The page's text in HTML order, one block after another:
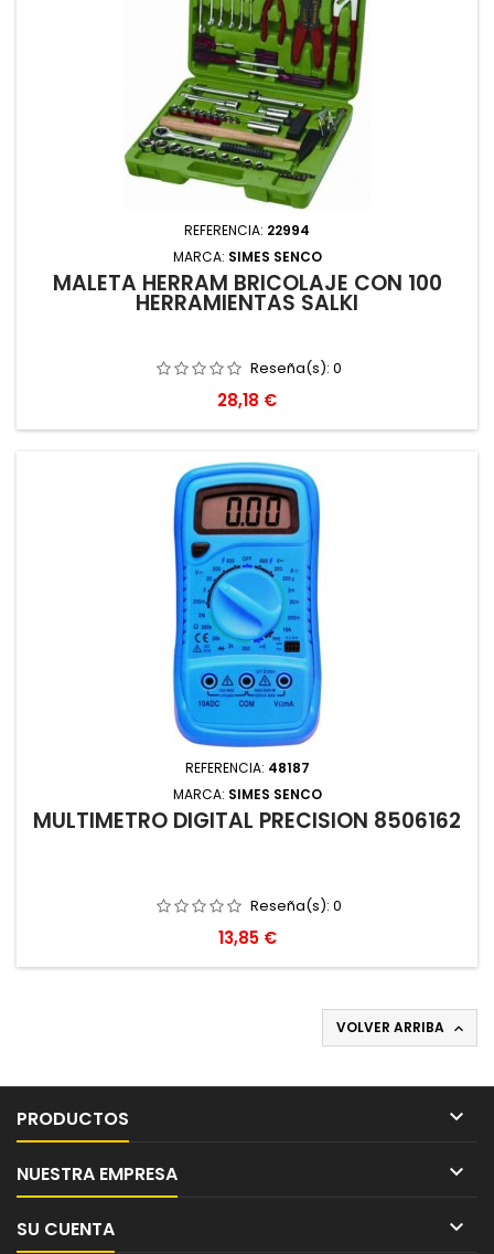
REFERENCIA: 22994
MARCA: SIMES SENCO
MALETA HERRAM BRICOLAJE CON 100
HERRAMIENTAS SALKI
Reseña(s): 0
Precio
28,18 €
REFERENCIA: 48187
MARCA: SIMES SENCO
MULTIMETRO DIGITAL PRECISION 8506162
Reseña(s): 0
Precio
13,85 €
VOLVER ARRIBA 
PRODUCTOS 
NUESTRA EMPRESA 
SU CUENTA 